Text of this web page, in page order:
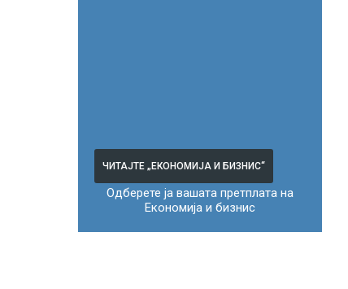
ЧИТАЈТЕ „ЕКОНОМИЈА И БИЗНИС“
Одберете ја вашата претплата на
Економија и бизнис